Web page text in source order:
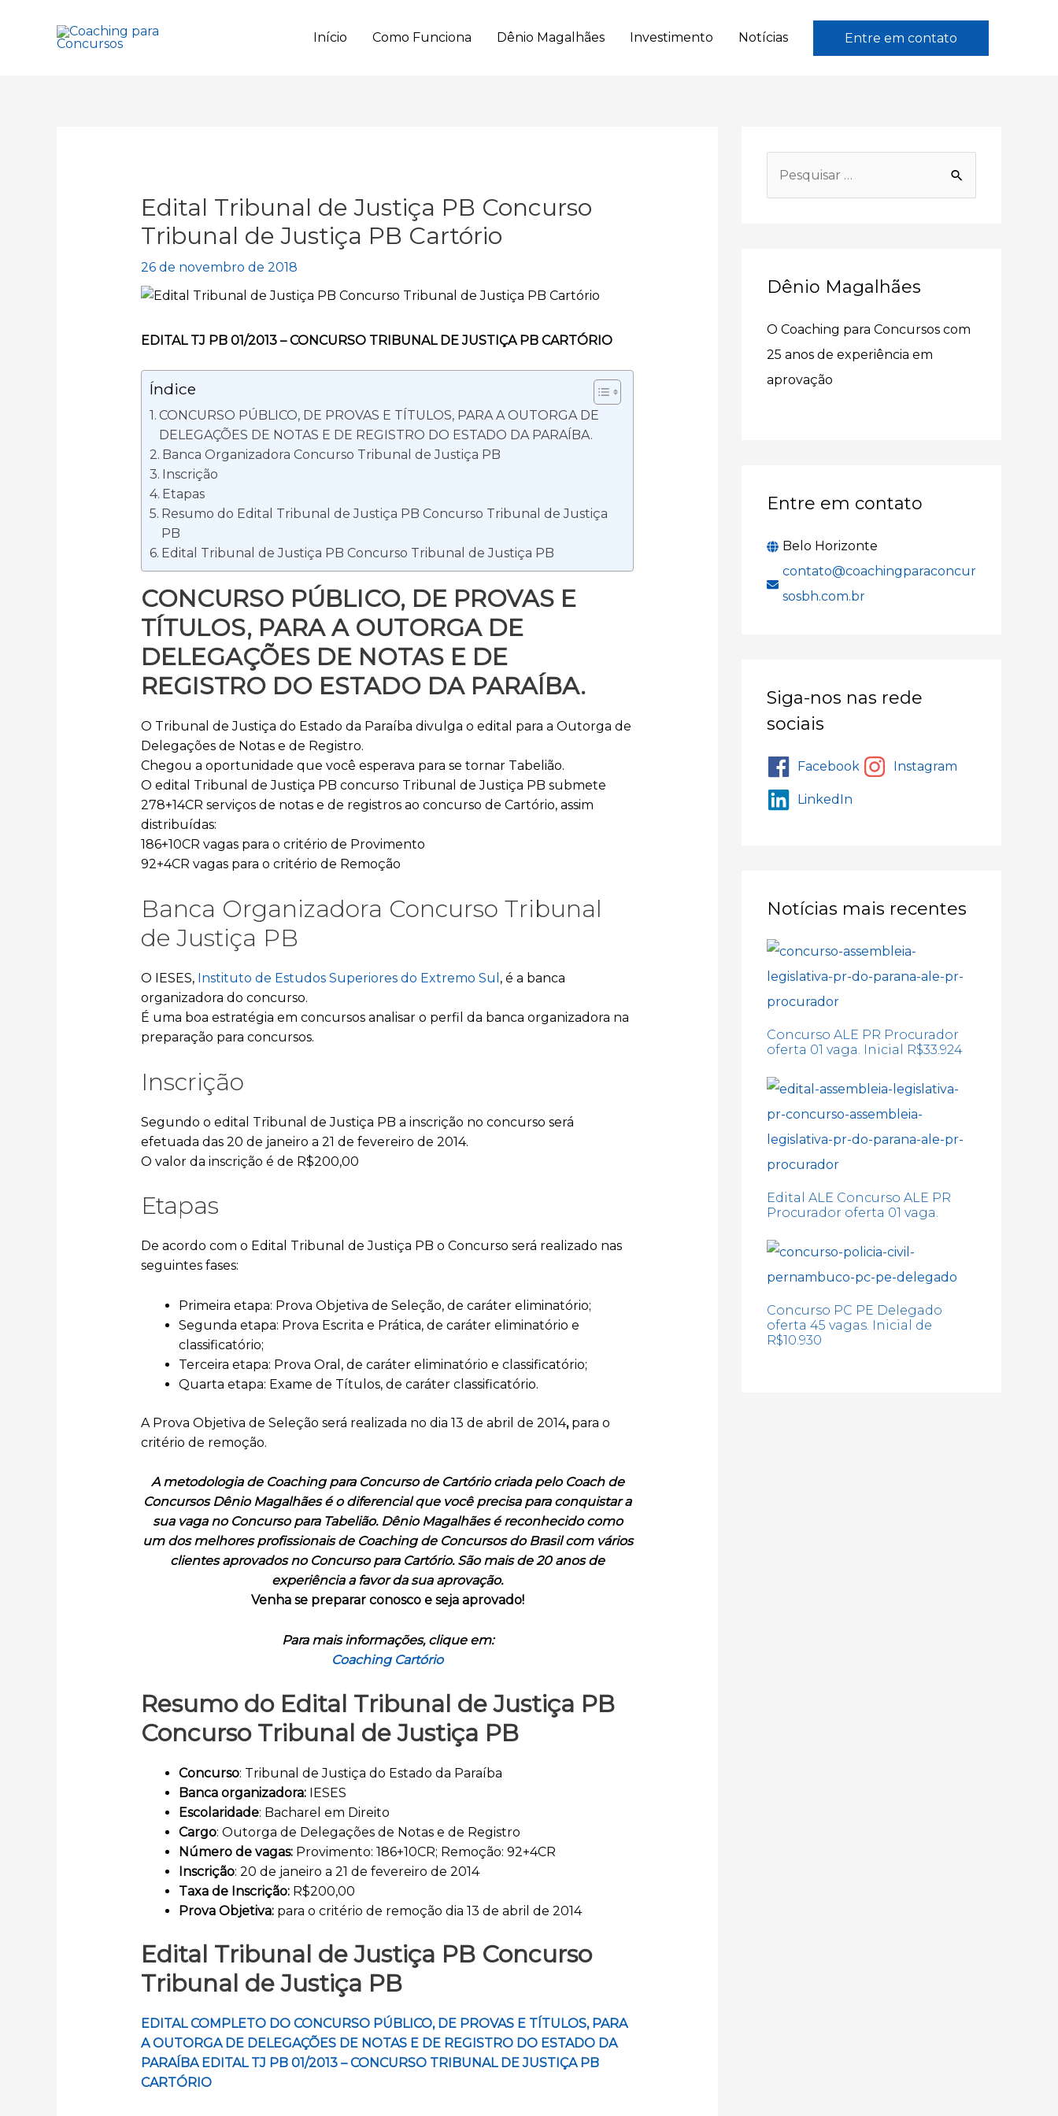
Início Como Funciona Dênio Magalhães Investimento Notícias Entre em contato
Edital Tribunal de Justiça PB Concurso
Tribunal de Justiça PB Cartório
26 de novembro de 2018
EDITAL TJ PB 01/2013 – CONCURSO TRIBUNAL DE JUSTIÇA PB CARTÓRIO
Índice
CONCURSO PÚBLICO, DE PROVAS E TÍTULOS, PARA A OUTORGA DE
DELEGAÇÕES DE NOTAS E DE REGISTRO DO ESTADO DA PARAÍBA.
Banca Organizadora Concurso Tribunal de Justiça PB
Inscrição
Etapas
Resumo do Edital Tribunal de Justiça PB Concurso Tribunal de Justiça
PB
Edital Tribunal de Justiça PB Concurso Tribunal de Justiça PB
CONCURSO PÚBLICO, DE PROVAS E
TÍTULOS, PARA A OUTORGA DE
DELEGAÇÕES DE NOTAS E DE
REGISTRO DO ESTADO DA PARAÍBA.
O Tribunal de Justiça do Estado da Paraíba divulga o edital para a Outorga de
Delegações de Notas e de Registro.
Chegou a oportunidade que você esperava para se tornar Tabelião.
O edital Tribunal de Justiça PB concurso Tribunal de Justiça PB submete
278+14CR serviços de notas e de registros ao concurso de Cartório, assim
distribuídas:
186+10CR vagas para o critério de Provimento
92+4CR vagas para o critério de Remoção
Banca Organizadora Concurso Tribunal
de Justiça PB
O IESES, Instituto de Estudos Superiores do Extremo Sul , é a banca
organizadora do concurso.
É uma boa estratégia em concursos analisar o perfil da banca organizadora na
preparação para concursos.
Inscrição
Segundo o edital Tribunal de Justiça PB a inscrição no concurso será
efetuada das 20 de janeiro a 21 de fevereiro de 2014.
O valor da inscrição é de R$200,00
Etapas
De acordo com o Edital Tribunal de Justiça PB o Concurso será realizado nas
seguintes fases:
Primeira etapa: Prova Objetiva de Seleção, de caráter eliminatório;
Segunda etapa: Prova Escrita e Prática, de caráter eliminatório e
classificatório;
Terceira etapa: Prova Oral, de caráter eliminatório e classificatório;
Quarta etapa: Exame de Títulos, de caráter classificatório.
A Prova Objetiva de Seleção será realizada no dia 13 de abril de 2014, para o
critério de remoção.
A metodologia de Coaching para Concurso de Cartório criada pelo Coach de
Concursos Dênio Magalhães é o diferencial que você precisa para conquistar a
sua vaga no Concurso para Tabelião. Dênio Magalhães é reconhecido como
um dos melhores profissionais de Coaching de Concursos do Brasil com vários
clientes aprovados no Concurso para Cartório. São mais de 20 anos de
experiência a favor da sua aprovação.
Venha se preparar conosco e seja aprovado!
Para mais informações, clique em:
Coaching Cartório
Resumo do Edital Tribunal de Justiça PB
Concurso Tribunal de Justiça PB
Concurso: Tribunal de Justiça do Estado da Paraíba
Banca organizadora:
IESES
Escolaridade: Bacharel em Direito
Cargo: Outorga de Delegações de Notas e de Registro
Número de vagas: Provimento: 186+10CR; Remoção: 92+4CR
Inscrição: 20 de janeiro a 21 de fevereiro de 2014
Taxa de Inscrição: R$200,00
Prova Objetiva:para o critério de remoção dia 13 de abril de 2014­
Edital Tribunal de Justiça PB Concurso
Tribunal de Justiça PB
EDITAL COMPLETO DO CONCURSO PÚBLICO, DE PROVAS E TÍTULOS, PARA
A OUTORGA DE DELEGAÇÕES DE NOTAS E DE REGISTRO DO ESTADO DA
PARAÍBA EDITAL TJ PB 01/2013 – CONCURSO TRIBUNAL DE JUSTIÇA PB
CARTÓRIO
Dênio Magalhães
O Coaching para Concursos com
25 anos de experiência em
aprovação
Entre em contato
Belo Horizonte
contato@coachingparaconcur
sosbh.com.br
Siga-nos nas rede
sociais
Facebook Instagram
LinkedIn
Notícias mais recentes
Concurso ALE PR Procurador
oferta 01 vaga. Inicial R$33.924
Edital ALE Concurso ALE PR
Procurador oferta 01 vaga.
Concurso PC PE Delegado
oferta 45 vagas. Inicial de
R$10.930